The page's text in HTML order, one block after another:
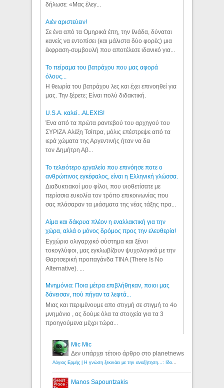
δήλωσε: «Μας έλεγ...
Aιέν αριστεύειν!
Σε ένα από τα Ομηρικά έπη, την Ιλιάδα, δύναται
κανείς να εντοπίσει (και μάλιστα δύο φορές) μια
έκφραση-συμβουλή που αποτέλεσε ιδανικό για...
Το πείραμα του βατράχου που μας αφορά
όλους...
Η θεωρία του βατράχου λες και έχει επινοηθεί για
μας. Την ξέρετε; Είναι πολύ διδακτική.
U.S.A. καλεί...ALEXIS!
Ένα από τα πρώτα ραντεβού του αρχηγού του
ΣΥΡΙΖΑ Αλέξη Τσίπρα, μόλις επέστρεψε από τα
ιερά χώματα της Αργεντινής ήταν να δει
τον Δημήτρη Αβ...
Το τελειότερο εργαλείο που επινόησε ποτε ο
ανθρώπινος εγκέφαλος, είναι η Ελληνική γλώσσα.
Διαδυκτιακοί μου φίλοι, που υιοθετίσατε με
περίσσια ευκολία τον τρόπο επικοινωνίας που
σας πλάσαραν τα μιάσματα της νέας τάξης πρα...
Αίμα και δάκρυα πλέον η εναλλακτική για την
χώρα, αλλά ο μόνος δρόμος προς την ελευθερία!
Εγχώριο ολιγαρχικό σύστημα και ξένοι
τοκογλύφοι, μας εγκλωβίζουν ψυχολογικά με την
Θαρτσερική προπαγάνδα TINA (There Is No
Alternative). ...
Μνημόνια: Ποια μέτρα επιβλήθηκαν, ποιοι μας
δάνεισαν, πού πήγαν τα λεφτά...
Μιας και περιμένουμε απο στιγμή σε στιγμή το 4ο
μνημόνιο , ας δούμε όλα τα στοιχεία για τα 3
προηγούμενα μέχρι τώρα...
Mic Mic
Δεν υπάρχει τέτοιο άρθρο στο planetnews
Λόγιος Ερμής | Η γνώση ξεκινάει με την αναζήτηση...: Ιδού οι 18 που χρωστούν 11 δις ευρώ!
Manos Sapountzakis